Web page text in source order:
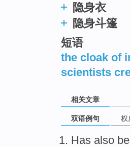
隐身衣
隐身斗篷
短语
the cloak of
scientists
相关文章
双语例句 权
Has also